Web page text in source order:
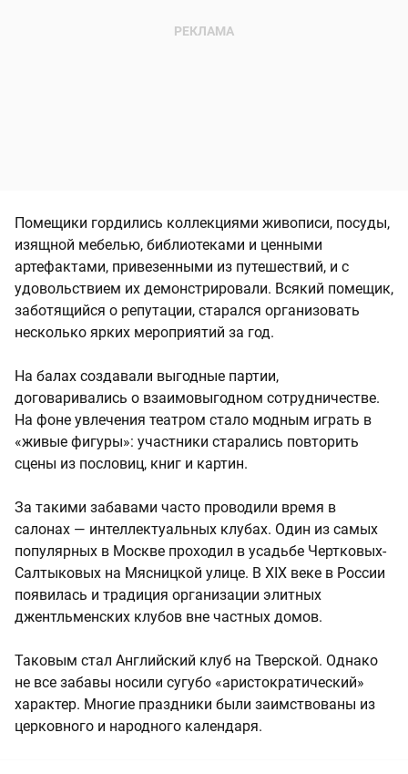
Помещики гордились коллекциями живописи, посуды,
изящной мебелью, библиотеками и ценными
артефактами, привезенными из путешествий, и с
удовольствием их демонстрировали. Всякий помещик,
заботящийся о репутации, старался организовать
несколько ярких мероприятий за год.
На балах создавали выгодные партии,
договаривались о взаимовыгодном сотрудничестве.
На фоне увлечения театром стало модным играть в
«живые фигуры»: участники старались повторить
сцены из пословиц, книг и картин.
За такими забавами часто проводили время в
салонах — интеллектуальных клубах. Один из самых
популярных в Москве проходил в усадьбе Чертковых-
Салтыковых на Мясницкой улице. В XIX веке в России
появилась и традиция организации элитных
джентльменских клубов вне частных домов.
Таковым стал Английский клуб на Тверской. Однако
не все забавы носили сугубо «аристократический»
характер. Многие праздники были заимствованы из
церковного и народного календаря.